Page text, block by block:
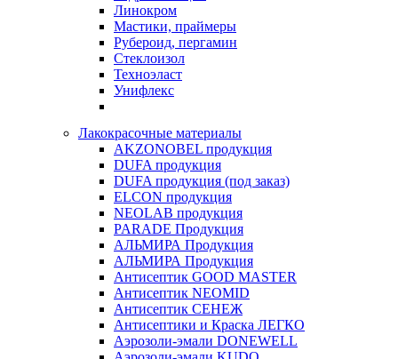
Линокром
Мастики, праймеры
Рубероид, пергамин
Стеклоизол
Техноэласт
Унифлекс
Лакокрасочные материалы
AKZONOBEL продукция
DUFA продукция
DUFA продукция (под заказ)
ELCON продукция
NEOLAB продукция
PARADE Продукция
АЛЬМИРА Продукция
АЛЬМИРА Продукция
Антисептик GOOD MASTER
Антисептик NEOMID
Антисептик СЕНЕЖ
Антисептики и Краска ЛЕГКО
Аэрозоли-эмали DONEWELL